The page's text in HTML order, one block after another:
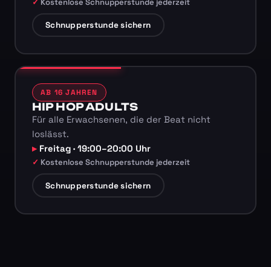
Kostenlose Schnupperstunde jederzeit
Schnupperstunde sichern
AB 16 JAHREN
HIP HOP ADULTS
Für alle Erwachsenen, die der Beat nicht
loslässt.
Freitag · 19:00–20:00 Uhr
Kostenlose Schnupperstunde jederzeit
Schnupperstunde sichern